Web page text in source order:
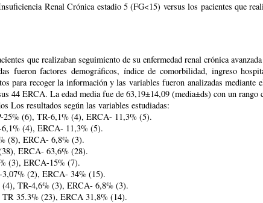
Renal Crónica estadio 5 (FG<15) versus los pacientes que
que realizaban seguimiento de su enfermedad renal crónica
fueron factores demográficos, índice de comorbilidad, ingreso
para recoger la información y las variables fueron analizadas
44 ERCA. La edad media fue de 63,19±14,09 (media±ds) con un
Los resultados según las variables estudiadas:
25% (6), TR-6,1% (4), ERCA- 11,3% (5).
(4), ERCA- 11,3% (5).
(8), ERCA- 6,8% (3).
ERCA- 63,6% (28).
(3), ERCA-15% (7).
(2), ERCA- 34% (15).
(4), TR-4,6% (3), ERCA- 6,8% (3).
35.3% (23), ERCA 31,8% (14).